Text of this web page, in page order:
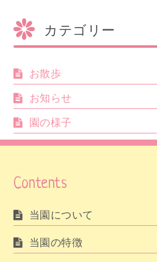
カテゴリー
お散歩
お知らせ
園の様子
Contents
当園について
当園の特徴